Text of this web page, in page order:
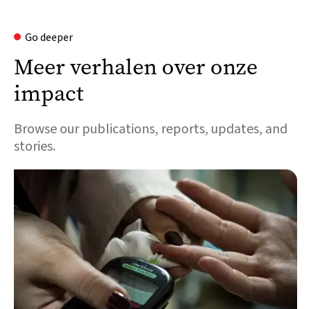
Go deeper
Meer verhalen over onze
impact
Browse our publications, reports, updates, and
stories.